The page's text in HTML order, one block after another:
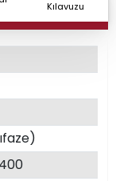
Kılavuzu